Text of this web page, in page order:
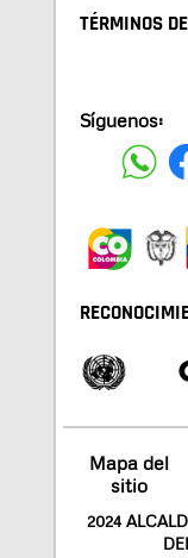
TÉRMINOS
Síguenos:
Mapa del
sitio
2024